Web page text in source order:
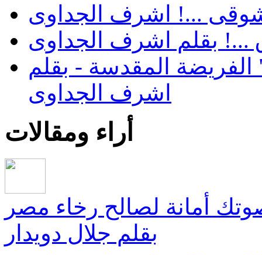
شوقى ...! اشرف الجداوى
...! بقلم اشرف الجداوى
المقدسة - بقلم
اشرف الجداوى
أراء ومقالات
أمانة لصالح رخاء مصر
بقلم جلال دويدار